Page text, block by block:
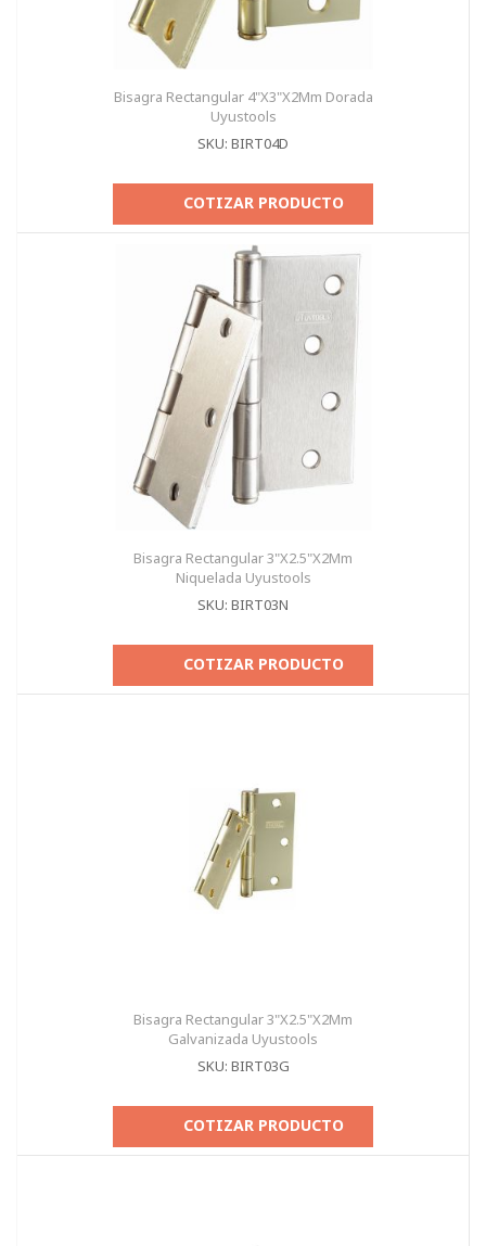
Bisagra Rectangular 4"X3"X2Mm Dorada
Uyustools
SKU: BIRT04D
COTIZAR PRODUCTO
Bisagra Rectangular 3"X2.5"X2Mm
Niquelada Uyustools
SKU: BIRT03N
COTIZAR PRODUCTO
Bisagra Rectangular 3"X2.5"X2Mm
Galvanizada Uyustools
SKU: BIRT03G
COTIZAR PRODUCTO